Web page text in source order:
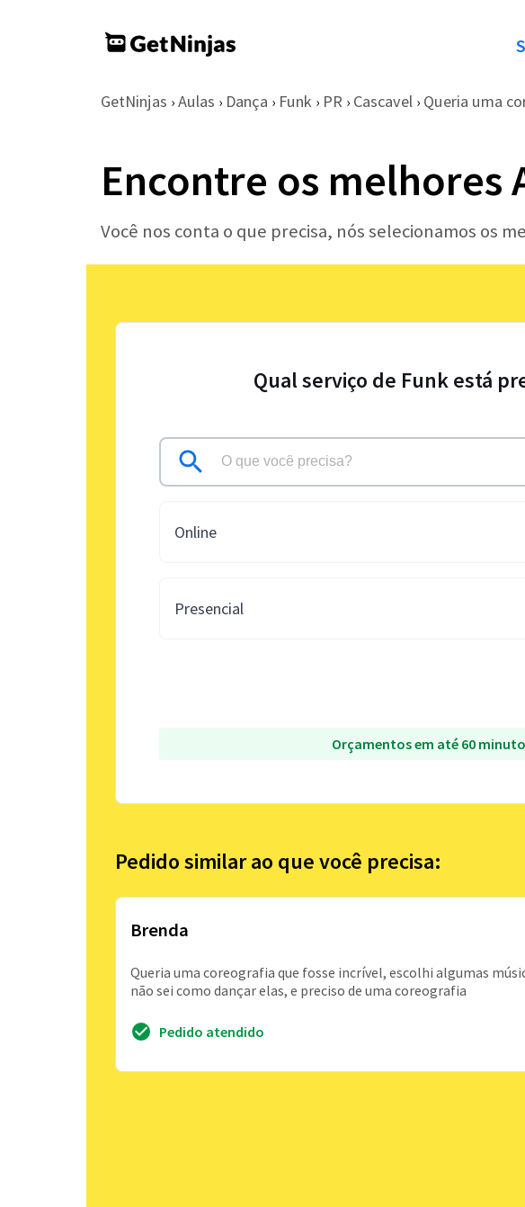
GetNinjas › Aulas › Dança › Funk › PR › Cascavel › Queria uma
Encontre os melhores
Você nos conta o que precisa, nós selecionamos os
Qual serviço de Funk está
Online
Presencial
Orçamentos em até 60
Pedido similar ao que você precisa:
Brenda
Queria uma coreografia que fosse incrível, escolhi algumas
não sei como dançar elas, e preciso de uma coreografia
Pedido atendido